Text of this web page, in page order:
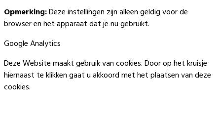
Opmerking:Deze instellingen zijn alleen geldig voor de
browser en het apparaat dat je nu gebruikt.
Google Analytics
Deze Website maakt gebruik van cookies. Door op het kruisje
hiernaast te klikken gaat u akkoord met het plaatsen van deze
cookies.